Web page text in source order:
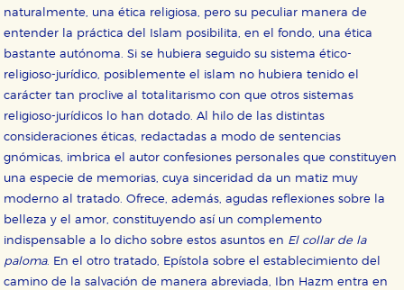
naturalmente, una ética religiosa, pero su peculiar manera de
entender la práctica del Islam posibilita, en el fondo, una ética
bastante autónoma. Si se hubiera seguido su sistema ético-
religioso-jurídico, posiblemente el islam no hubiera tenido el
carácter tan proclive al totalitarismo con que otros sistemas
religioso-jurídicos lo han dotado. Al hilo de las distintas
consideraciones éticas, redactadas a modo de sentencias
gnómicas, imbrica el autor confesiones personales que constituyen
una especie de memorias, cuya sinceridad da un matiz muy
moderno al tratado. Ofrece, además, agudas reflexiones sobre la
belleza y el amor, constituyendo así un complemento
indispensable a lo dicho sobre estos asuntos en El collar de la
paloma. En el otro tratado, Epístola sobre el establecimiento del
camino de la salvación de manera abreviada, Ibn Hazm entra en
CONFIGURACIÓN DE COOKIES
HABILITAR TODO RECHAZAR TODO
Cookies necesarias
Estas cookies son necesarias para que nuestro sitio
web funcione y no es posible deshabilitarlas desde
navegador, pero en ese caso es posible que algunas
áreas de nuestra web dejen de funcionar
Cookies de rendimiento y analíticas